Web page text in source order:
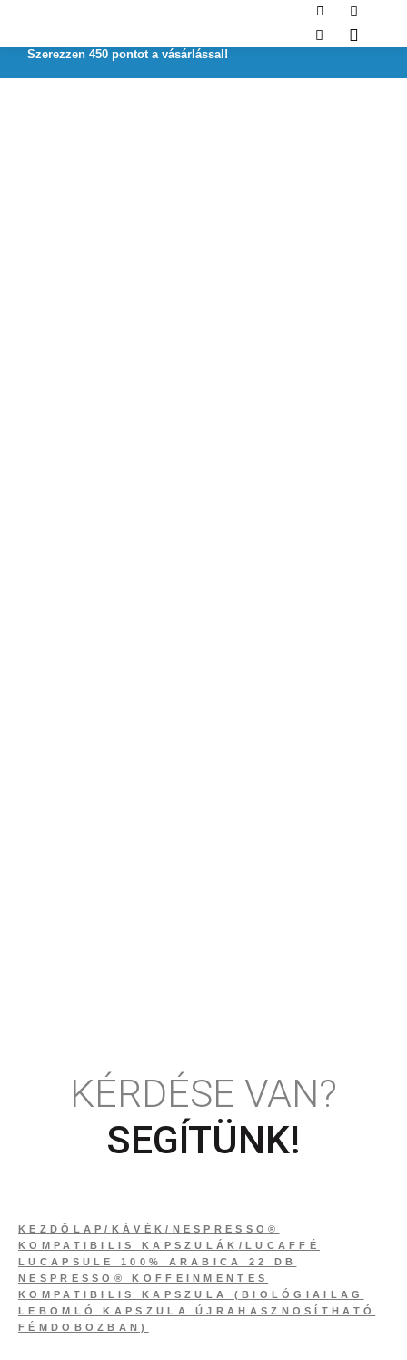
Szerezzen 450 pontot a vásárlással!
KÉRDÉSE VAN?
SEGÍTÜNK!
KEZDŐLAP/ KÁVÉK/ NESPRESSO®
KOMPATIBILIS KAPSZULÁK / LUCAFFÉ
LUCAPSULE 100% ARABICA 22 DB
NESPRESSO® KOFFEINMENTES
KOMPATIBILIS KAPSZULA (BIOLÓGIAILAG
LEBOMLÓ KAPSZULA ÚJRAHASZNOSÍTHATÓ
FÉMDOBOZBAN)